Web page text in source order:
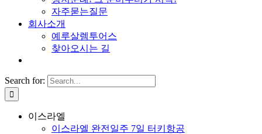
자주묻는질문
회사소개
예루살렘투어스
찾아오시는 길
Search for:
이스라엘
이스라엘 완전일주 7일 터키항공